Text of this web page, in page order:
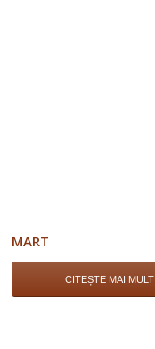
MART
CITEȘTE MAI MULT